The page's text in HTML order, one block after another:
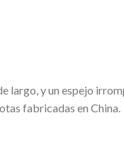
largo, y un espejo
fabricadas en China.